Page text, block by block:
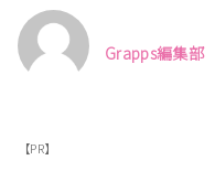
Grapps編集部
【PR】